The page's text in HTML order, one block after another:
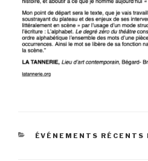
CATÉGORIES
ÉVÉNEMENTS RÉCENTS